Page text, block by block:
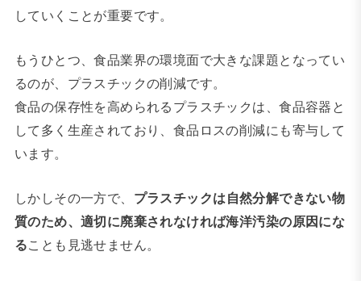
していくことが重要です。
もうひとつ、食品業界の環境面で大きな課題となってい
るのが、プラスチックの削減です。
食品の保存性を高められるプラスチックは、食品容器と
して多く生産されており、食品ロスの削減にも寄与して
います。
しかしその一方で、 プラスチックは自然分解できない物
質のため、適切に廃棄されなければ海洋汚染の原因にな
ることも見逃せません。